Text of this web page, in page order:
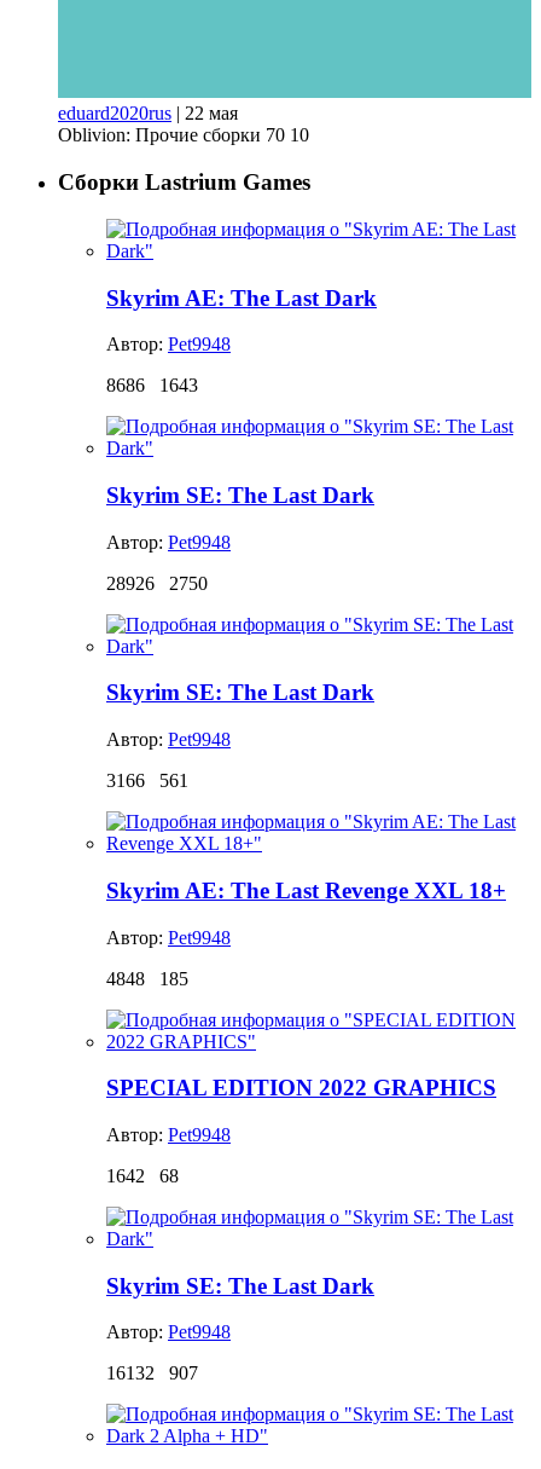
eduard2020rus | 22 мая
Oblivion: Прочие сборки 70 10
Сборки Lastrium Games
Skyrim AE: The Last Dark
Автор: Pet9948
8686
1643
Skyrim SE: The Last Dark
Автор: Pet9948
28926
2750
Skyrim SE: The Last Dark
Автор: Pet9948
3166
561
Skyrim AE: The Last Revenge XXL 18+
Автор: Pet9948
4848
185
SPECIAL EDITION 2022 GRAPHICS
Автор: Pet9948
1642
68
Skyrim SE: The Last Dark
Автор: Pet9948
16132
907